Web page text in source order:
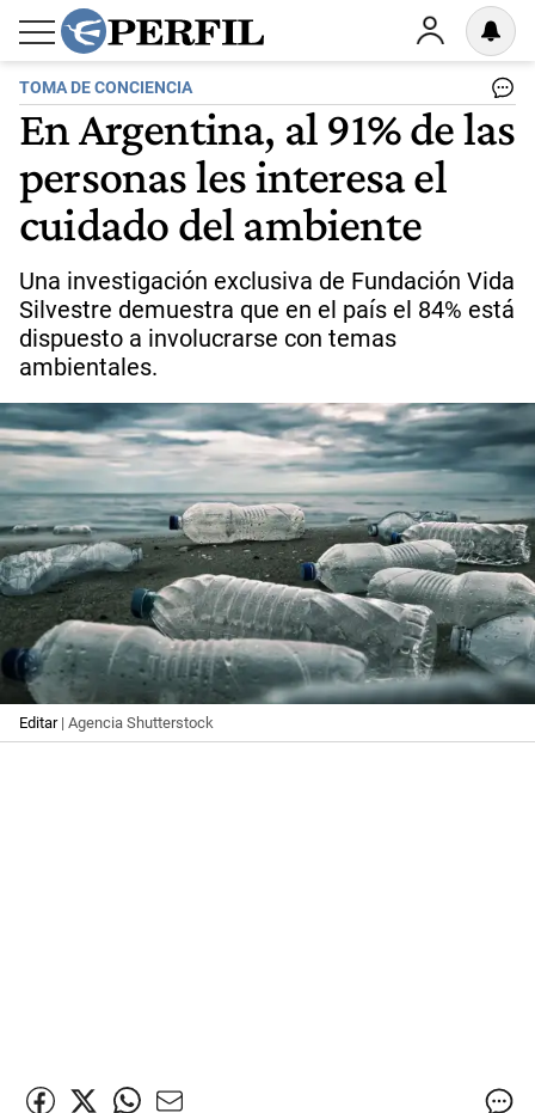
TOMA DE CONCIENCIA
En Argentina, al 91% de las
personas les interesa el
cuidado del ambiente
Una investigación exclusiva de Fundación Vida
Silvestre demuestra que en el país el 84% está
dispuesto a involucrarse con temas
ambientales.
Editar| Agencia Shutterstock